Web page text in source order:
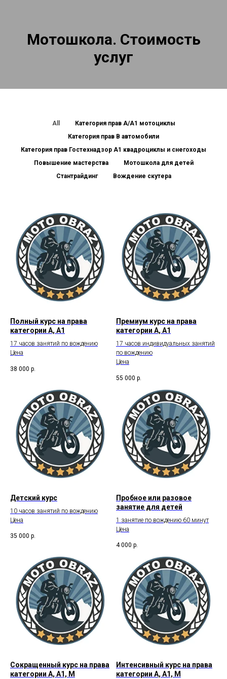
Мотошкола. Стоимость
услуг
All
Категория прав А/А1 мотоциклы
Категория прав В автомобили
Категория прав Гостехнадзор А1 квадроциклы и снегоходы
Повышение мастерства
Мотошкола для детей
Стантрайдинг
Вождение скутера
Полный курс на права
категории А, А1
17 часов занятий по вождению
Цена
38 000 р.
Премиум курс на права
категории А, А1
17 часов индивидуальных занятий
по вождению
Цена
55 000 р.
Детский курс
10 часов занятий по вождению
Цена
35 000 р.
Пробное или разовое
занятие для детей
1 занятие по вождению 60 минут
Цена
4 000 р.
Сокращенный курс на права
категории А, А1, М
Интенсивный курс на права
категории А, А1, М